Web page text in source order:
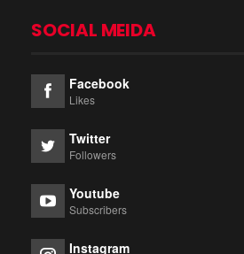
SOCIAL MEIDA
Facebook
Likes
Twitter
Followers
Youtube
Subscribers
Instagram